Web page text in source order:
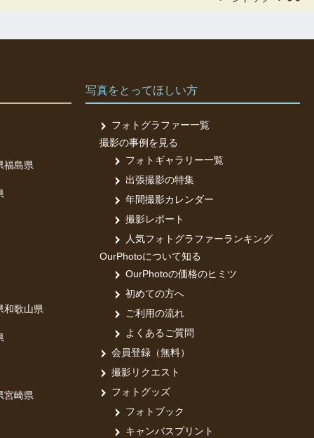
福島県
和歌山県
宮崎県
写真をとってほしい方
フォトグラファー一覧
撮影の事例を見る
フォトギャラリー一覧
出張撮影の特集
年間撮影カレンダー
撮影レポート
人気フォトグラファーランキング
OurPhotoについて知る
OurPhotoの価格のヒミツ
初めての方へ
ご利用の流れ
よくあるご質問
会員登録（無料）
撮影リクエスト
フォトグッズ
フォトブック
キャンバスプリント